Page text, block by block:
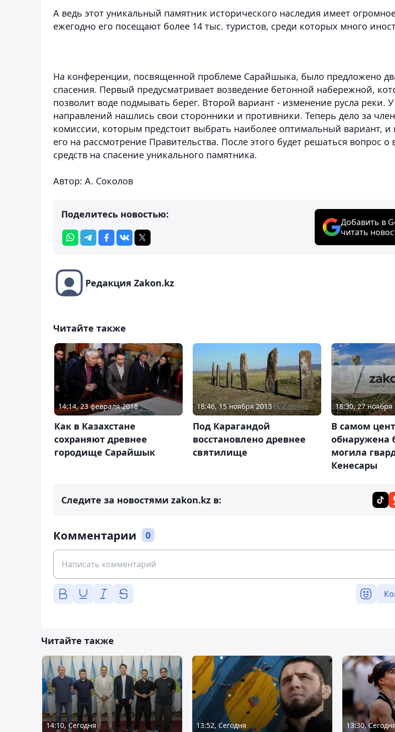
А ведь этот уникальный памятник исторического наследия имеет
ежегодно его посещают более 14 тыс. туристов, среди которых много
На конференции, посвященной проблеме Сарайшыка, было предложено
спасения. Первый предусматривает возведение бетонной набережной,
позволит воде подмывать берег. Второй вариант - изменение русла реки.
направлений нашлись свои сторонники и противники. Теперь дело за
комиссии, которым предстоит выбрать наиболее оптимальный вариант, и
его на рассмотрение Правительства. После этого будет решаться вопрос о
средств на спасение уникального памятника.
Автор: А. Соколов
Поделитесь новостью:
Добавить в
читать
Редакция Zakon.kz
Читайте также
14:14, 23 февраля 2018
Как в Казахстане
сохраняют древнее
городище Сарайшык
18:46, 15 ноября 2013
Под Карагандой
восстановлено древнее
святилище
18:30, 27 ноября
В самом
обнаружена
могила
Кенесары
Следите за новостями zakon.kz в:
Комментарии 0
Читайте также
14:10, Сегодня 13:52, Сегодня 13:30,